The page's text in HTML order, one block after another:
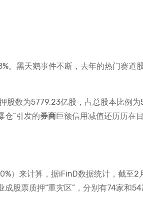
。黑天鹅事件不断，去年的热门赛道
数为5779.23亿股，占总股本比例为
仓”引发的券商巨额信用减值还历历在
）来计算，据iFinD数据统计，截至2
股票质押“重灾区”，分别有74家和